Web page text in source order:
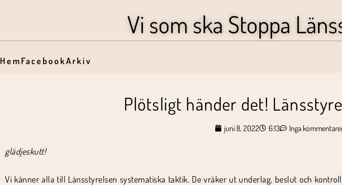
Vi som ska Stoppa
HemFacebookArkiv
Plötsligt händer det!
juni 8, 2022 6:13 Inga
glädjeskutt!
Vi känner alla till Länsstyrelsen systematiska taktik. De vräker ut underlag, beslut och